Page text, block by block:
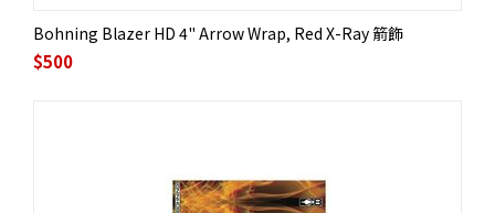
Bohning Blazer HD 4" Arrow Wrap, Red X-Ray 箭飾
$500